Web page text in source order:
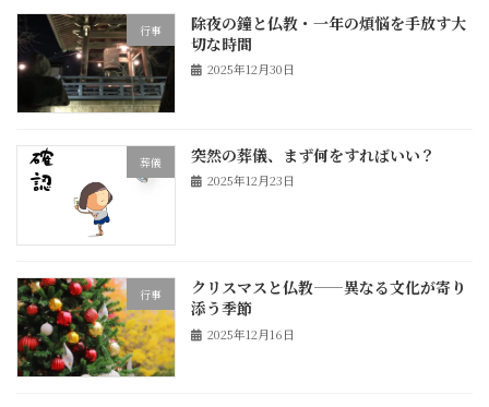
行事
除夜の鐘と仏教・一年の煩悩を手放す大
切な時間
2025年12月30日
葬儀 突然の葬儀、まず何をすればいい？
2025年12月23日
行事
クリスマスと仏教——異なる文化が寄り
添う季節
2025年12月16日